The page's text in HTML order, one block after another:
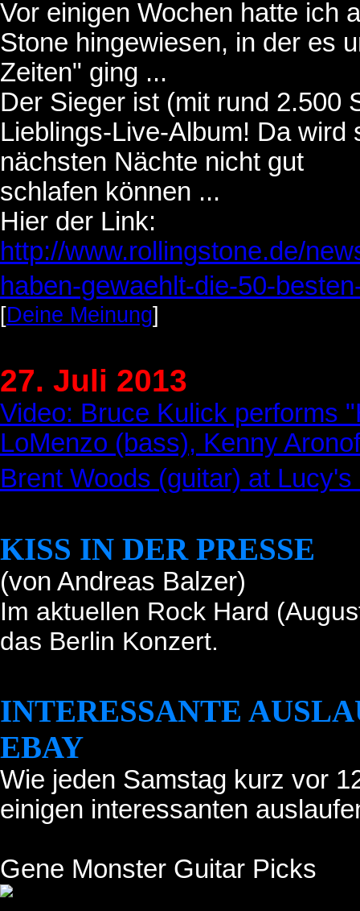
Vor einigen Wochen hatte ich
Stone hingewiesen, in der es
Zeiten" ging ...
Der Sieger ist (mit rund 2.500
Lieblings-Live-Album! Da
nächsten Nächte nicht gut
schlafen können ...
Hier der Link:
http://www.rollingstone.de/
haben-gewaehlt-die-50-
[Deine Meinung]
27. Juli 2013
Video: Bruce Kulick performs
LoMenzo (bass), Kenny
Brent Woods (guitar) at Lucy's
KISS IN DER PRESSE
(von Andreas Balzer)
Im aktuellen Rock Hard
das Berlin Konzert.
INTERESSANTE
EBAY
Wie jeden Samstag kurz vor
einigen interessanten
Gene Monster Guitar Picks